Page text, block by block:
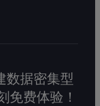
数据密集型
免费体验！